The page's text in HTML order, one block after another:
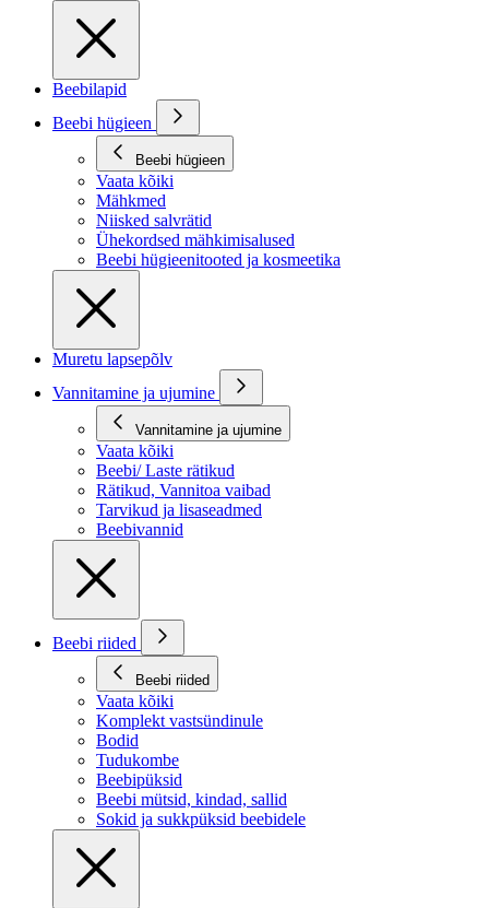
Beebilapid
Beebi hügieen
Beebi hügieen
Vaata kõiki
Mähkmed
Niisked salvrätid
Ühekordsed mähkimisalused
Beebi hügieenitooted ja kosmeetika
Muretu lapsepõlv
Vannitamine ja ujumine
Vannitamine ja ujumine
Vaata kõiki
Beebi/ Laste rätikud
Rätikud, Vannitoa vaibad
Tarvikud ja lisaseadmed
Beebivannid
Beebi riided
Beebi riided
Vaata kõiki
Komplekt vastsündinule
Bodid
Tudukombe
Beebipüksid
Beebi mütsid, kindad, sallid
Sokid ja sukkpüksid beebidele